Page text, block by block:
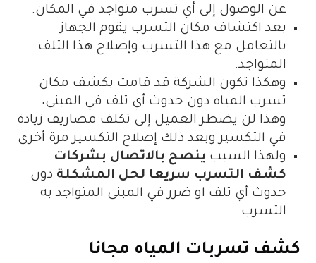
عن الوصول إلى أي تسرب متواجد في المكان.
بعد اكتشاف مكان التسرب يقوم الجهاز
بالتعامل مع هذا التسرب وإصلاح هذا التلف
المتواجد.
وهكذا تكون الشركة قد قامت بكشف مكان
تسرب المياه دون حدوث أي تلف في المبنى،
وهذا لن يضطر العميل إلى تكلف مصاريف زيادة
في التكسير وبعد ذلك إصلاح التكسير مرة أخرى
ولهذا السبب ينصح بالاتصال بشركات
كشف التسرب سريعا لحل المشكلة دون
حدوث أي تلف او ضرر في المبنى المتواجد به
التسرب.
كشف تسربات المياه مجانا